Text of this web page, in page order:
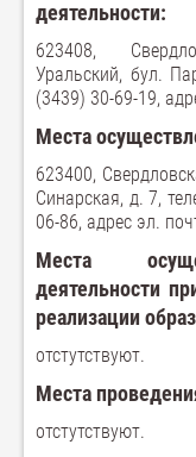
деятельности:
623408,
Уральский, бул.
(3439) 30-69-19,
Места
623400,
Синарская, д. 7,
06-86, адрес эл.
Места
деятельности
реализации
отстутствуют.
Места
отстутствуют.